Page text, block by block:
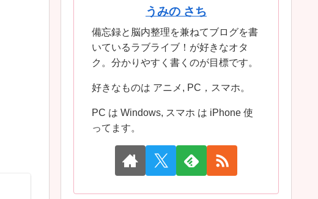
うみの さち
備忘録と脳内整理を兼ねてブログを書
いているラブライブ！が好きなオタ
ク。分かりやすく書くのが目標です。
好きなものは アニメ, PC，スマホ。
PC は Windows, スマホ は iPhone 使
ってます。